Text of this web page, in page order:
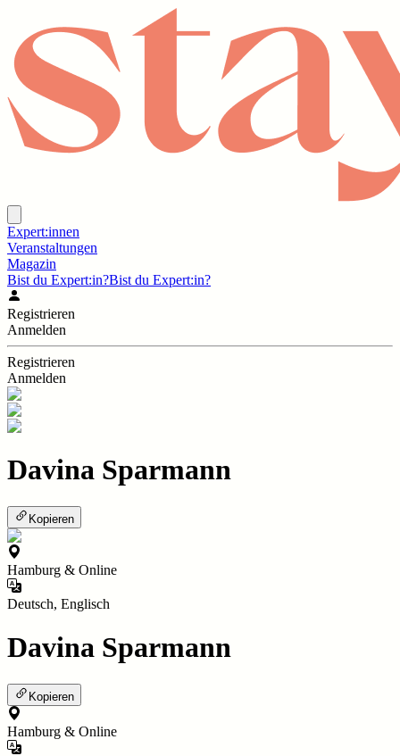
Expert:innen
Veranstaltungen
Magazin
Bist du Expert:in?Bist du Expert:in?
Registrieren
Anmelden
Registrieren
Anmelden
Davina Sparmann
Kopieren
Hamburg & Online
Deutsch, Englisch
Davina Sparmann
Kopieren
Hamburg & Online